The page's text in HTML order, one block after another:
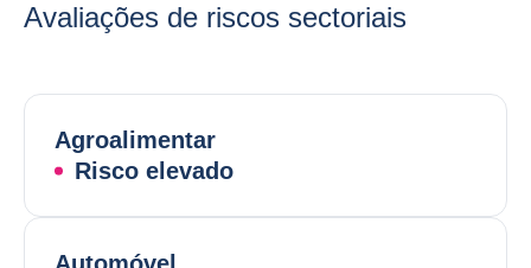
Avaliações de riscos sectoriais
Agroalimentar
Risco elevado